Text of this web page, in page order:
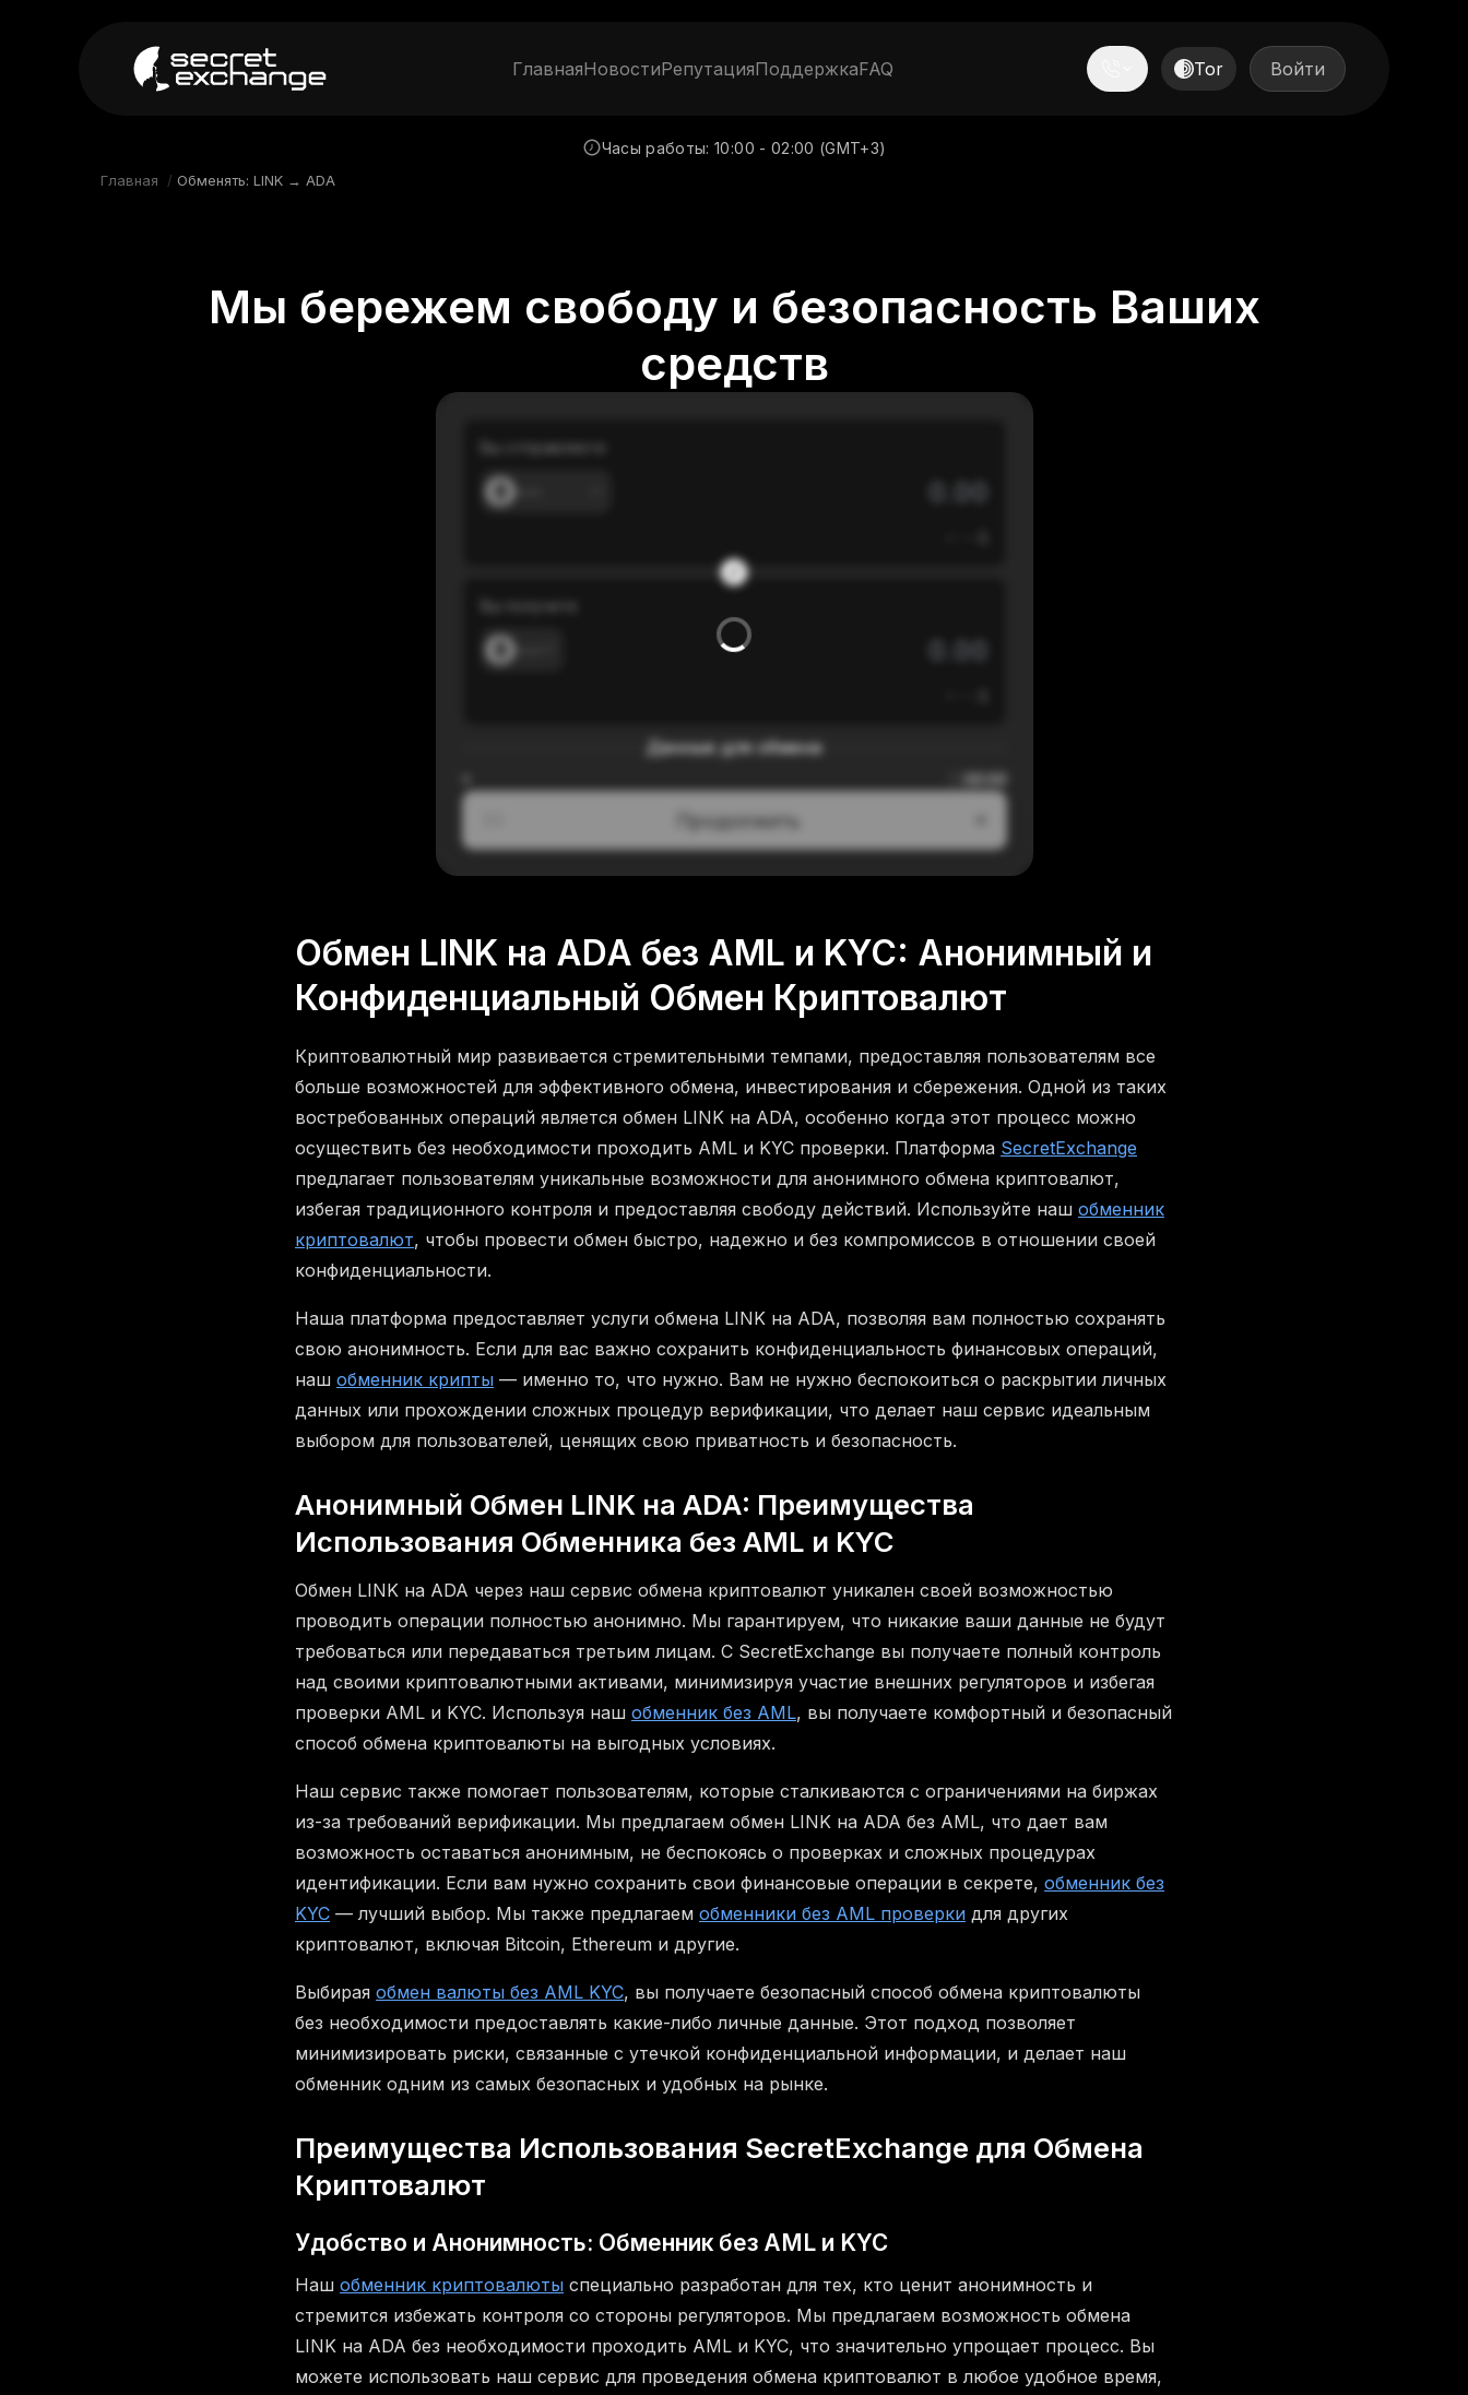
ГлавнаяНовостиРепутацияПоддержкаFAQ Tor Войти
Часы работы: 10:00 - 02:00 (GMT+3)
Главная / Обменять: LINK → ADA
Мы бережем свободу и безопасность Ваших
средств
Вы отправляете
Данные для обмена
Продолжить
Обмен LINK на ADA без AML и KYC: Анонимный и
Конфиденциальный Обмен Криптовалют
Криптовалютный мир развивается стремительными темпами, предоставляя пользователям все
больше возможностей для эффективного обмена, инвестирования и сбережения. Одной из таких
востребованных операций является обмен LINK на ADA, особенно когда этот процесс можно
осуществить без необходимости проходить AML и KYC проверки. Платформа SecretExchange
предлагает пользователям уникальные возможности для анонимного обмена криптовалют,
избегая традиционного контроля и предоставляя свободу действий. Используйте наш обменник
криптовалют, чтобы провести обмен быстро, надежно и без компромиссов в отношении своей
конфиденциальности.
Наша платформа предоставляет услуги обмена LINK на ADA, позволяя вам полностью сохранять
свою анонимность. Если для вас важно сохранить конфиденциальность финансовых операций,
наш обменник крипты — именно то, что нужно. Вам не нужно беспокоиться о раскрытии личных
данных или прохождении сложных процедур верификации, что делает наш сервис идеальным
выбором для пользователей, ценящих свою приватность и безопасность.
Анонимный Обмен LINK на ADA: Преимущества
Использования Обменника без AML и KYC
Обмен LINK на ADA через наш сервис обмена криптовалют уникален своей возможностью
проводить операции полностью анонимно. Мы гарантируем, что никакие ваши данные не будут
требоваться или передаваться третьим лицам. С SecretExchange вы получаете полный контроль
над своими криптовалютными активами, минимизируя участие внешних регуляторов и избегая
проверки AML и KYC. Используя наш обменник без AML, вы получаете комфортный и безопасный
способ обмена криптовалюты на выгодных условиях.
Наш сервис также помогает пользователям, которые сталкиваются с ограничениями на биржах
из-за требований верификации. Мы предлагаем обмен LINK на ADA без AML, что дает вам
возможность оставаться анонимным, не беспокоясь о проверках и сложных процедурах
идентификации. Если вам нужно сохранить свои финансовые операции в секрете, обменник без
KYC — лучший выбор. Мы также предлагаем обменники без AML проверки для других
криптовалют, включая Bitcoin, Ethereum и другие.
Выбирая обмен валюты без AML KYC, вы получаете безопасный способ обмена криптовалюты
без необходимости предоставлять какие-либо личные данные. Этот подход позволяет
минимизировать риски, связанные с утечкой конфиденциальной информации, и делает наш
обменник одним из самых безопасных и удобных на рынке.
Преимущества Использования SecretExchange для Обмена
Криптовалют
Удобство и Анонимность: Обменник без AML и KYC
Наш обменник криптовалюты специально разработан для тех, кто ценит анонимность и
стремится избежать контроля со стороны регуляторов. Мы предлагаем возможность обмена
LINK на ADA без необходимости проходить AML и KYC, что значительно упрощает процесс. Вы
можете использовать наш сервис для проведения обмена криптовалют в любое удобное время,